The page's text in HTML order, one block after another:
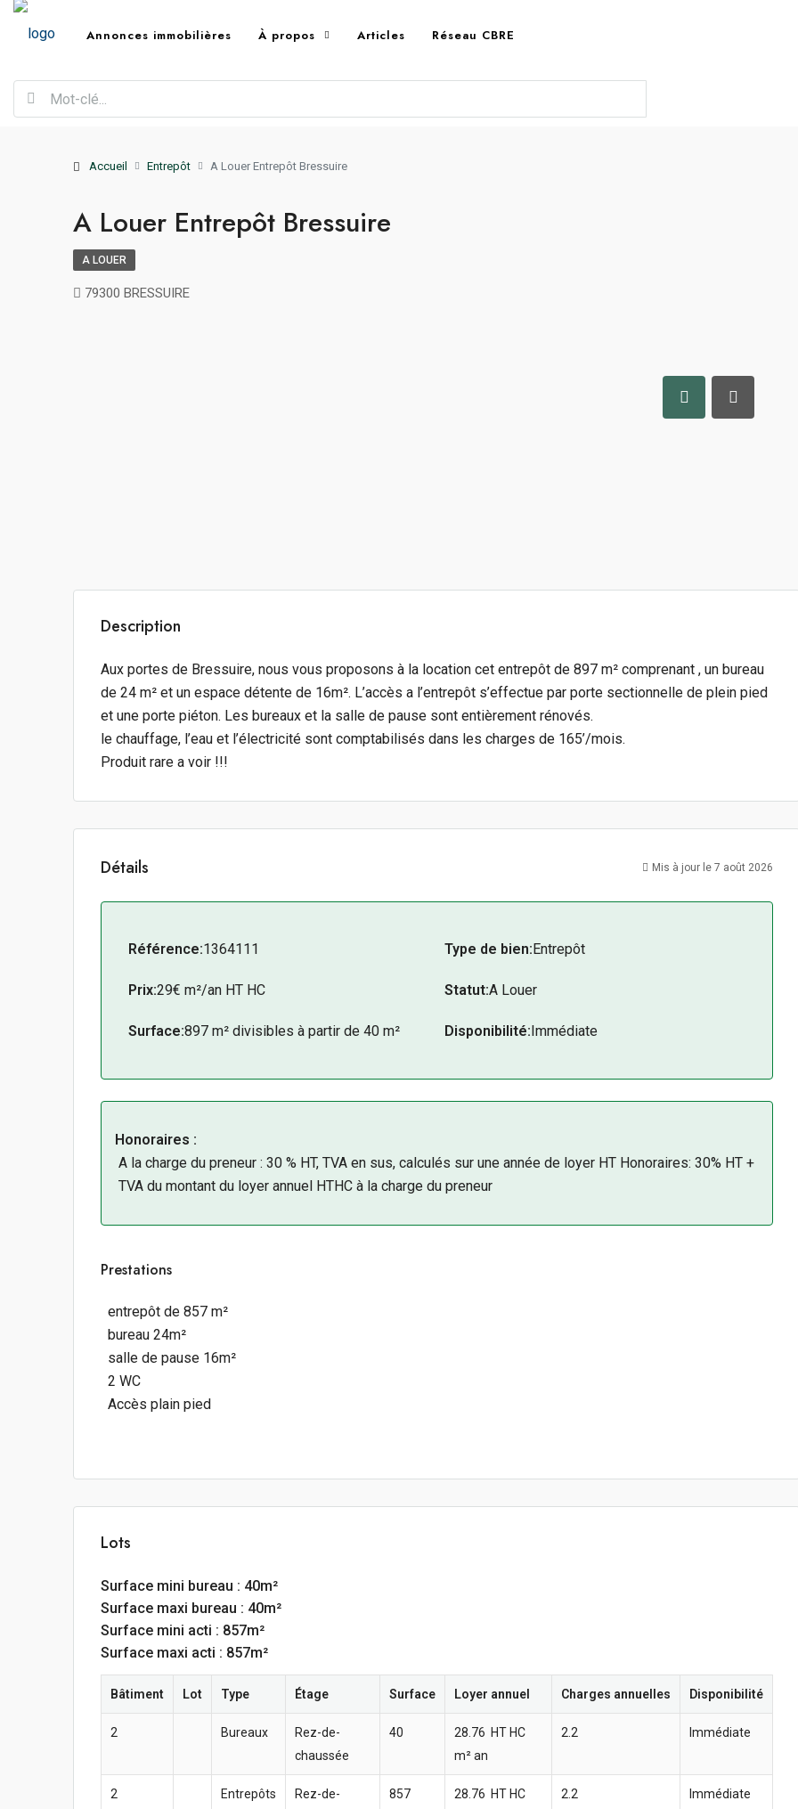
Annonces immobilières À propos Articles Réseau CBRE
Accueil Entrepôt A Louer Entrepôt Bressuire
A Louer Entrepôt Bressuire
A LOUER
79300 BRESSUIRE
Description
Aux portes de Bressuire, nous vous proposons à la location cet entrepôt de 897 m² comprenant , un bureau
de 24 m² et un espace détente de 16m². L’accès a l’entrepôt s’effectue par porte sectionnelle de plein pied
et une porte piéton. Les bureaux et la salle de pause sont entièrement rénovés.
le chauffage, l’eau et l’électricité sont comptabilisés dans les charges de 165’/mois.
Produit rare a voir !!!
Détails Mis à jour le 7 août 2026
Référence:1364111
Prix:29€ m²/an HT HC
Surface:897 m² divisibles à partir de 40 m²
Type de bien:Entrepôt
Statut:A Louer
Disponibilité:Immédiate
Honoraires :
A la charge du preneur : 30 % HT, TVA en sus, calculés sur une année de loyer HT Honoraires: 30% HT +
TVA du montant du loyer annuel HTHC à la charge du preneur
Prestations
entrepôt de 857 m²
bureau 24m²
salle de pause 16m²
2 WC
Accès plain pied
Lots
Surface mini bureau : 40m²
Surface maxi bureau : 40m²
Surface mini acti : 857m²
Surface maxi acti : 857m²
Bâtiment Lot Type Étage Surface Loyer annuel Charges annuelles Disponibilité
2 Bureaux
Rez-de-
chaussée
40
28.76  HT HC
m² an
2.2  Immédiate
2 Entrepôts
Rez-de-
857
28.76  HT HC
2.2  Immédiate